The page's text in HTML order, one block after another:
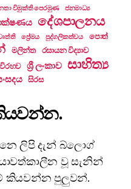
විමුක්ති පෙරමුණ ජනමාධ්‍ය
දේශපාලනය
ප්‍රේමය පුද්ගලිකත්වය පොත්
මලින්ත
රසායන විද්‍යාව
විරහව ශ්‍රී ලංකාව සාහිත්‍ය
සිරස
ලිපි දැන් බ්ලොග්
වූ සැනින්
කියවන්න පුලුවන්.